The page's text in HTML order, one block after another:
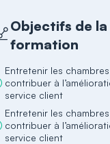
Objectifs de la
formation
Entretenir les
contribuer à
service client
Entretenir les
contribuer à
service client